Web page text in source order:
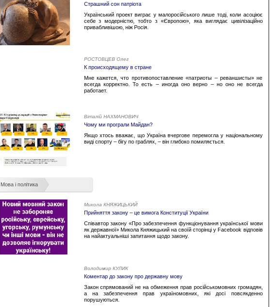
Страшний сон патріота
Український проект виграє у малоросійського лише тоді, коли асоціює
себе з модерністю, тобто з «Європою», яка виглядає цивілізаційно
привабливішою, ніж Росія.
РОСТОВЦЕВ Олег
К происходящему в стране
Мне кажется, что противопоставление «патриоты – реваншисты» не
всегда корректно. То есть – иногда оно верно – но оно не всегда
работает.
Віталій НАХМАНОВИЧ
Чому ми програли Майдан?
Якщо хтось вважає, що Україна вчергове перемогла у національному
виді спорту – бігу по граблях, – він глибоко помиляється.
Мова і політика
Микола КНЯЖИЦЬКИЙ
Прийняття закону – це вимога Конституції України
Співавтор закону «Про забезпечення функціонування української мови
як державної» Микола Княжицький на своїй сторінці у Facebook відповів
на найактуальніші запитання щодо закону.
Володимир КУЛИК
Коментар до закону про державну мову
Закон спрямований не на обмеження прав російськомовних громадян,
а на забезпечення прав україномовних, які досі повсякденно
порушуються.